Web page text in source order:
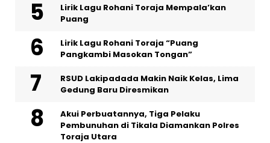
Lirik Lagu Rohani Toraja Mempala’kan
Puang
Lirik Lagu Rohani Toraja “Puang
Pangkambi Masokan Tongan”
RSUD Lakipadada Makin Naik Kelas, Lima
Gedung Baru Diresmikan
Akui Perbuatannya, Tiga Pelaku
Pembunuhan di Tikala Diamankan Polres
Toraja Utara